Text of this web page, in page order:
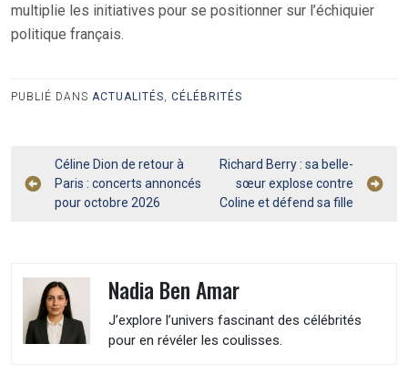
multiplie les initiatives pour se positionner sur l’échiquier
politique français.
PUBLIÉ DANS ACTUALITÉS CÉLÉBRITÉS
Navigation
de
Céline Dion de retour à
Paris : concerts annoncés
pour octobre 2026
Richard Berry : sa belle-
sœur explose contre
Coline et défend sa fille
Nadia Ben Amar
J’explore l’univers fascinant des célébrités
pour en révéler les coulisses.